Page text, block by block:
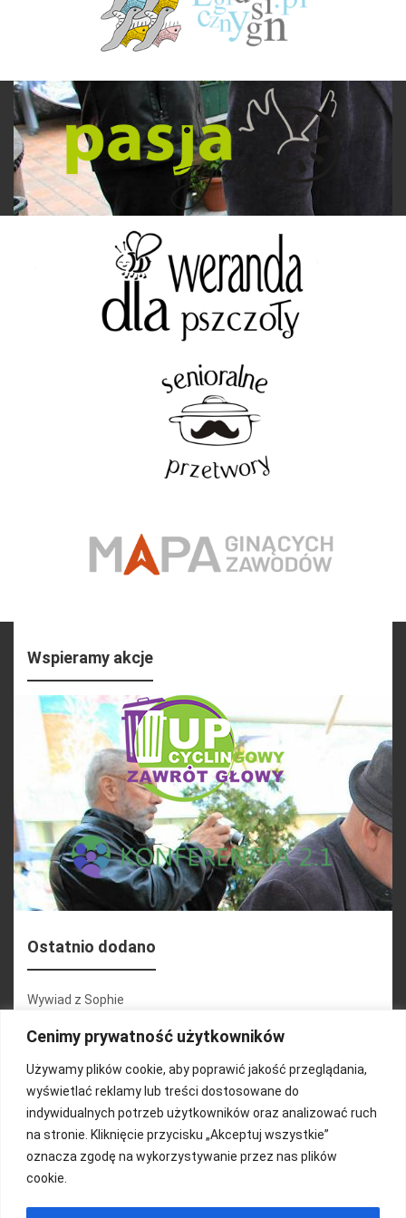
Cenimy prywatność użytkowników
Używamy plików cookie, aby poprawić jakość przeglądania,
wyświetlać reklamy lub treści dostosowane do
indywidualnych potrzeb użytkowników oraz analizować ruch
na stronie. Kliknięcie przycisku „Akceptuj wszystkie”
oznacza zgodę na wykorzystywanie przez nas plików
cookie.
Wspieramy akcje
Ostatnio dodano
Wywiad z Sophie
Konferencja 2.1
Martyna Wojciechowska
Relacja zdjęciowa 25.09.2024r (cz.2)
Wywiady z uczestnikami